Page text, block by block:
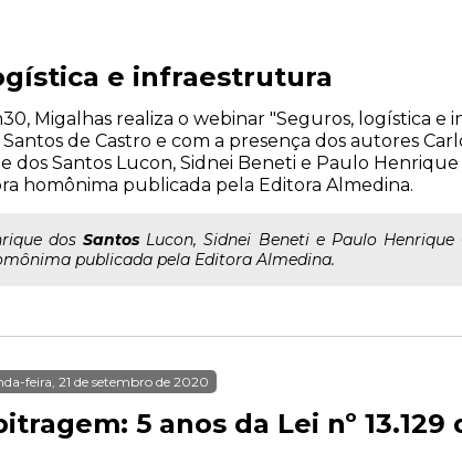
e infraestrutura
Migalhas realiza o webinar "Seguros, logística
de Castro e com a presença dos autores
dos Santos Lucon, Sidnei Beneti e Paulo
homônima publicada pela Editora Almedina.
dosSantos Lucon, Sidnei Beneti e Paulo
publicada pela Editora Almedina.
feira, 21 de setembro de 2020
5 anos da Lei nº 13.129